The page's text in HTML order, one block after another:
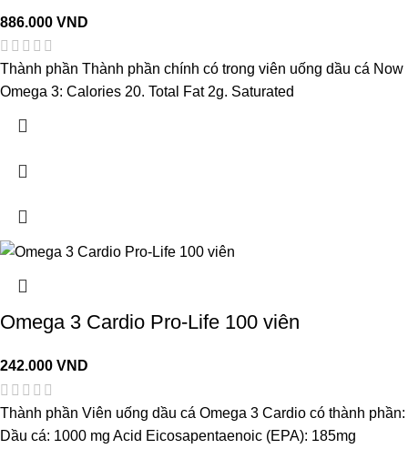
886.000VND
Thành phần Thành phần chính có trong viên uống dầu cá Now
Omega 3: Calories 20. Total Fat 2g. Saturated
Omega 3 Cardio Pro-Life 100 viên
242.000VND
Thành phần Viên uống dầu cá Omega 3 Cardio có thành phần:
Dầu cá: 1000 mg Acid Eicosapentaenoic (EPA): 185mg